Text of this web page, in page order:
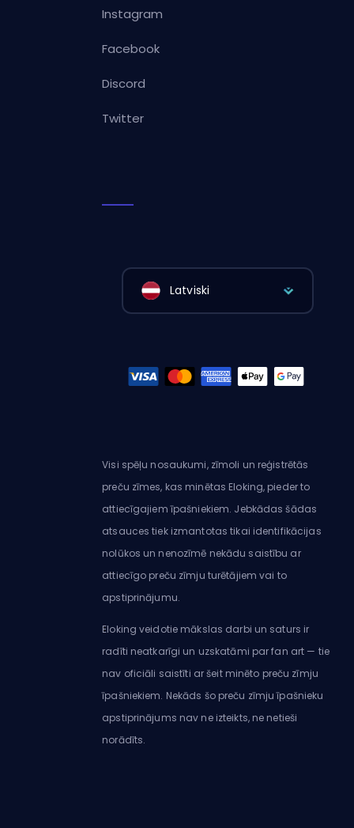
Instagram
Facebook
Discord
Twitter
Latviski
Visi spēļu nosaukumi, zīmoli un reģistrētās
preču zīmes, kas minētas Eloking, pieder to
attiecīgajiem īpašniekiem. Jebkādas šādas
atsauces tiek izmantotas tikai identifikācijas
nolūkos un nenozīmē nekādu saistību ar
attiecīgo preču zīmju turētājiem vai to
apstiprinājumu.
Eloking veidotie mākslas darbi un saturs ir
radīti neatkarīgi un uzskatāmi par fan art — tie
nav oficiāli saistīti ar šeit minēto preču zīmju
īpašniekiem. Nekāds šo preču zīmju īpašnieku
apstiprinājums nav ne izteikts, ne netieši
norādīts.